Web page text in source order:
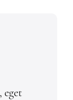
eget